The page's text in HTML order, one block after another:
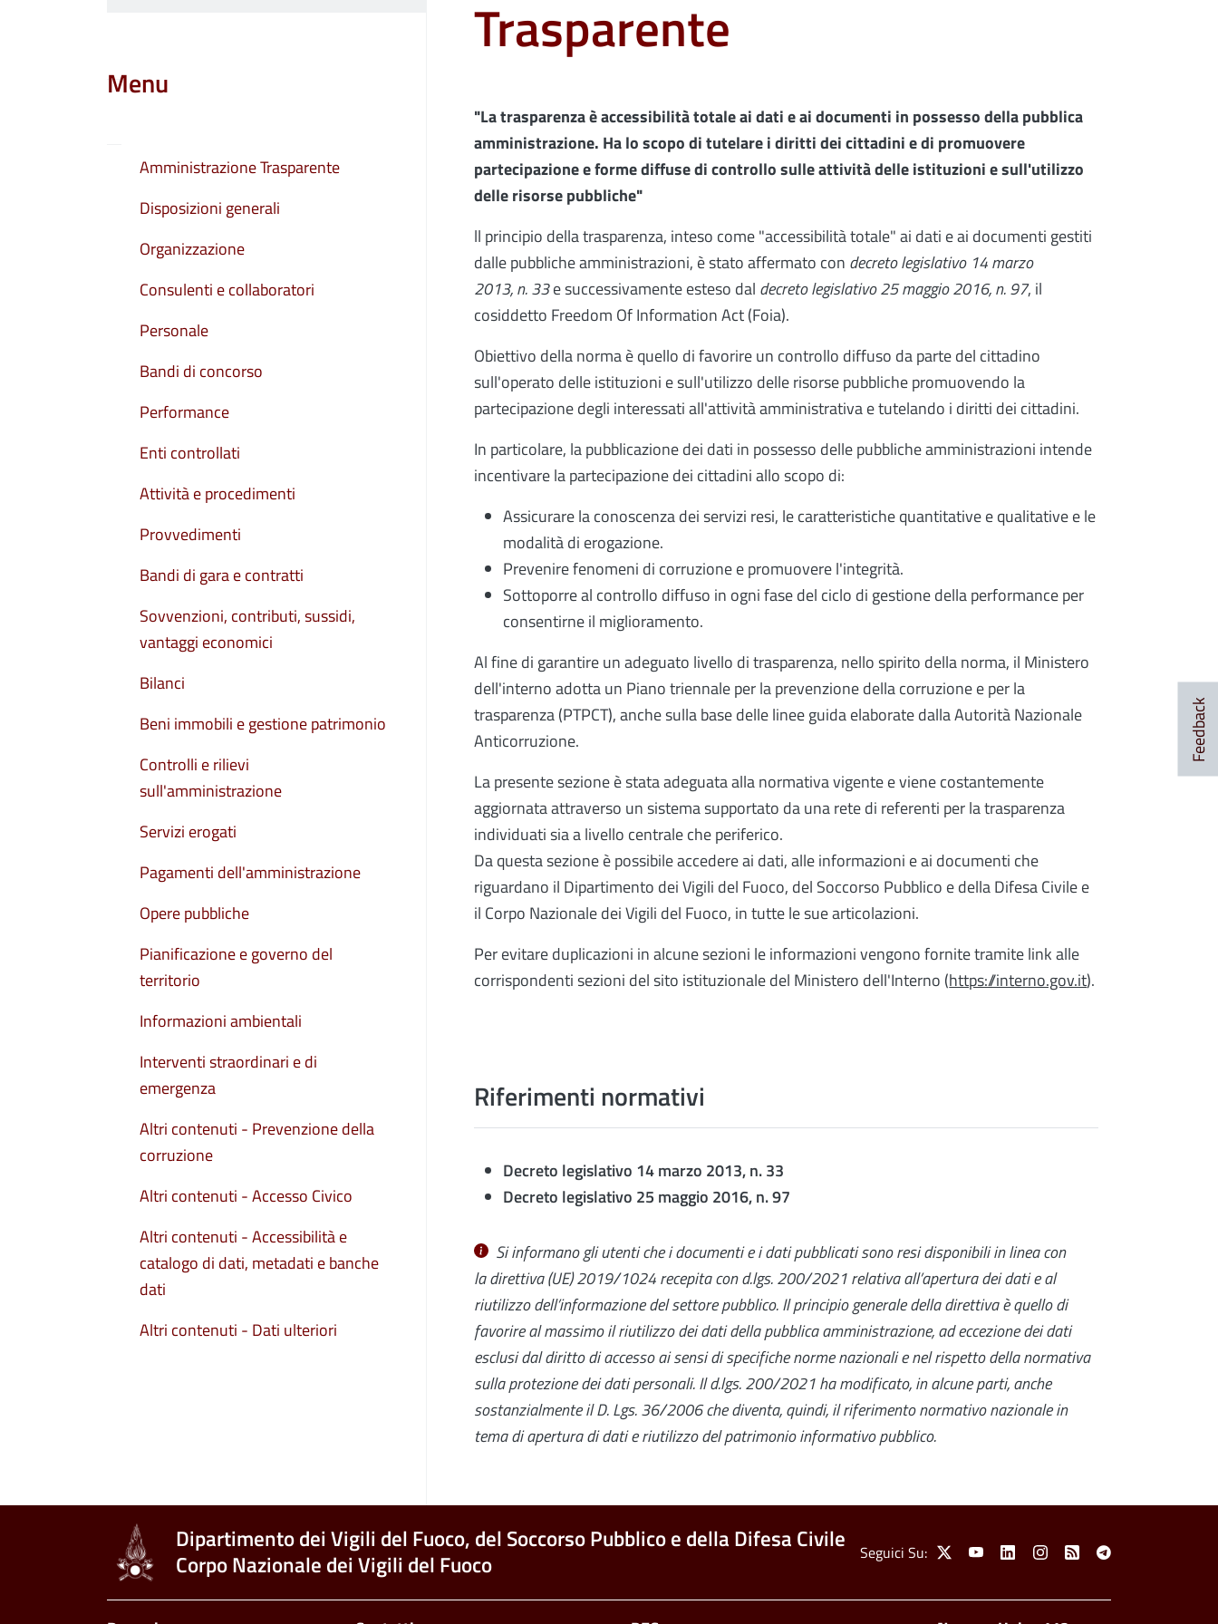
Trasparente
"La trasparenza è accessibilità totale ai dati e ai documenti in possesso della pubblica
amministrazione. Ha lo scopo di tutelare i diritti dei cittadini e di promuovere
partecipazione e forme diffuse di controllo sulle attività delle istituzioni e sull'utilizzo
delle risorse pubbliche"
ll principio della trasparenza, inteso come "accessibilità totale" ai dati e ai documenti gestiti
dalle pubbliche amministrazioni, è stato affermato con decreto legislativo 14 marzo
2013, n. 33e successivamente esteso dal decreto legislativo 25 maggio 2016, n. 97, il
cosiddetto Freedom Of Information Act (Foia).
Obiettivo della norma è quello di favorire un controllo diffuso da parte del cittadino
sull'operato delle istituzioni e sull'utilizzo delle risorse pubbliche promuovendo la
partecipazione degli interessati all'attività amministrativa e tutelando i diritti dei cittadini.
In particolare, la pubblicazione dei dati in possesso delle pubbliche amministrazioni intende
incentivare la partecipazione dei cittadini allo scopo di:
Assicurare la conoscenza dei servizi resi, le caratteristiche quantitative e qualitative e le
modalità di erogazione.
Prevenire fenomeni di corruzione e promuovere l'integrità.
Sottoporre al controllo diffuso in ogni fase del ciclo di gestione della performance per
consentirne il miglioramento.
Al fine di garantire un adeguato livello di trasparenza, nello spirito della norma, il Ministero
dell'interno adotta un Piano triennale per la prevenzione della corruzione e per la
trasparenza (PTPCT), anche sulla base delle linee guida elaborate dalla Autorità Nazionale
Anticorruzione.
La presente sezione è stata adeguata alla normativa vigente e viene costantemente
aggiornata attraverso un sistema supportato da una rete di referenti per la trasparenza
individuati sia a livello centrale che periferico.
Da questa sezione è possibile accedere ai dati, alle informazioni e ai documenti che
riguardano il Dipartimento dei Vigili del Fuoco, del Soccorso Pubblico e della Difesa Civile e
il Corpo Nazionale dei Vigili del Fuoco, in tutte le sue articolazioni.
Per evitare duplicazioni in alcune sezioni le informazioni vengono fornite tramite link alle
corrispondenti sezioni del sito istituzionale del Ministero dell'Interno (https://interno.gov.it).
Riferimenti normativi
Decreto legislativo 14 marzo 2013, n. 33
Decreto legislativo 25 maggio 2016, n. 97
Si informano gli utenti che i documenti e i dati pubblicati sono resi disponibili in linea con
ladirettiva (UE) 2019/1024recepita con d.lgs. 200/2021relativa all’apertura dei dati e al
riutilizzo dell’informazione del settore pubblico. Il principio generale della direttiva è quello di
favorire al massimo il riutilizzo dei dati della pubblica amministrazione, ad eccezione dei dati
esclusi dal diritto di accesso ai sensi di specifiche norme nazionali e nel rispetto della normativa
sulla protezione dei dati personali.Ild.lgs. 200/2021ha modificato, in alcune parti, anche
sostanzialmente il D. Lgs. 36/2006 chediventa, quindi, il riferimento normativo nazionale in
tema di apertura di dati e riutilizzo del patrimonio informativo pubblico.
Menu
Amministrazione Trasparente
Disposizioni generali
Organizzazione
Consulenti e collaboratori
Personale
Bandi di concorso
Performance
Enti controllati
Attività e procedimenti
Provvedimenti
Bandi di gara e contratti
Sovvenzioni, contributi, sussidi,
vantaggi economici
Bilanci
Beni immobili e gestione patrimonio
Controlli e rilievi
sull'amministrazione
Servizi erogati
Pagamenti dell'amministrazione
Opere pubbliche
Pianificazione e governo del
territorio
Informazioni ambientali
Interventi straordinari e di
emergenza
Altri contenuti - Prevenzione della
corruzione
Altri contenuti - Accesso Civico
Altri contenuti - Accessibilità e
catalogo di dati, metadati e banche
dati
Altri contenuti - Dati ulteriori
Feedback
Dipartimento dei Vigili del Fuoco, del Soccorso Pubblico e della Difesa Civile
Corpo Nazionale dei Vigili del Fuoco
Social Menu
Seguici Su: X YoutubeLinkedinInstagram
Feed Telegram